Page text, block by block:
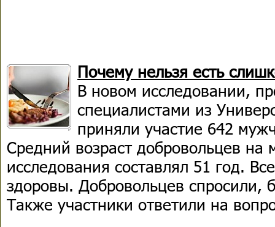
Почему нельзя есть
В новом исследовании,
специалистами из
приняли участие 642
Средний возраст добровольцев на
исследования составлял 51 год.
здоровы. Добровольцев спросили,
Также участники ответили на